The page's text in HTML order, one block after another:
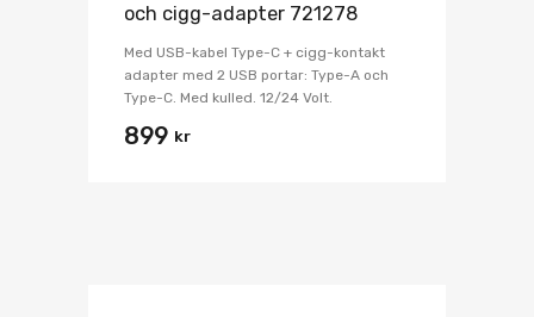
och cigg-adapter 721278
Med USB-kabel Type-C + cigg-kontakt
adapter med 2 USB portar: Type-A och
Type-C. Med kulled. 12/24 Volt.
899 kr